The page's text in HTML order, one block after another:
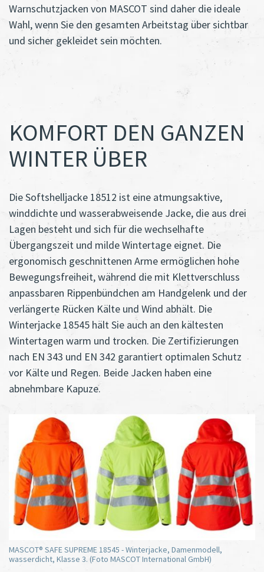
Warnschutzjacken von MASCOT sind daher die ideale
Wahl, wenn Sie den gesamten Arbeitstag über sichtbar
und sicher gekleidet sein möchten.
KOMFORT DEN GANZEN
WINTER ÜBER
Die Softshelljacke 18512 ist eine atmungsaktive,
winddichte und wasserabweisende Jacke, die aus drei
Lagen besteht und sich für die wechselhafte
Übergangszeit und milde Wintertage eignet. Die
ergonomisch geschnittenen Arme ermöglichen hohe
Bewegungsfreiheit, während die mit Klettverschluss
anpassbaren Rippenbündchen am Handgelenk und der
verlängerte Rücken Kälte und Wind abhält. Die
Winterjacke 18545 hält Sie auch an den kältesten
Wintertagen warm und trocken. Die Zertifizierungen
nach EN 343 und EN 342 garantiert optimalen Schutz
vor Kälte und Regen. Beide Jacken haben eine
abnehmbare Kapuze.
MASCOT® SAFE SUPREME 18545 - Winterjacke, Damenmodell,
wasserdicht, Klasse 3. (Foto MASCOT International GmbH)